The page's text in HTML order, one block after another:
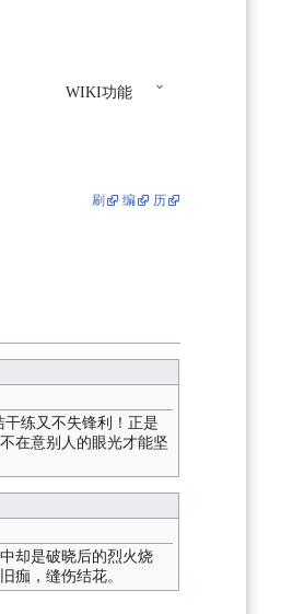
WIKI功能
刷 编 历
练又不失锋利！正是
在意别人的眼光才能坚
却是破晓后的烈火烧
痂，缝伤结花。